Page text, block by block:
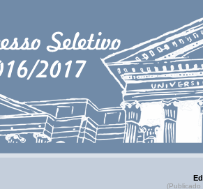
(Publicado